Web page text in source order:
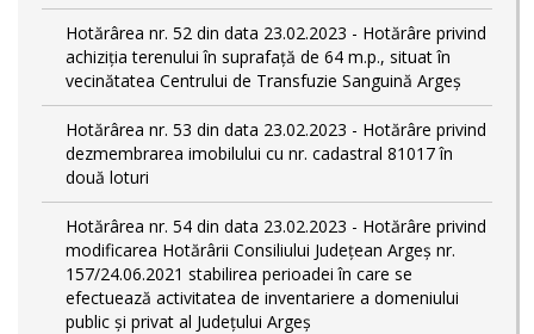
Hotărârea nr. 52 din data 23.02.2023 - Hotărâre privind
achiziția terenului în suprafață de 64 m.p., situat în
vecinătatea Centrului de Transfuzie Sanguină Argeș
Hotărârea nr. 53 din data 23.02.2023 - Hotărâre privind
dezmembrarea imobilului cu nr. cadastral 81017 în
două loturi
Hotărârea nr. 54 din data 23.02.2023 - Hotărâre privind
modificarea Hotărârii Consiliului Județean Argeș nr.
157/24.06.2021 stabilirea perioadei în care se
efectuează activitatea de inventariere a domeniului
public şi privat al Judeţului Argeş